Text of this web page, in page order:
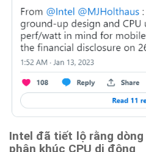
Intel đã tiết lộ rằng
phân khúc CPU di động